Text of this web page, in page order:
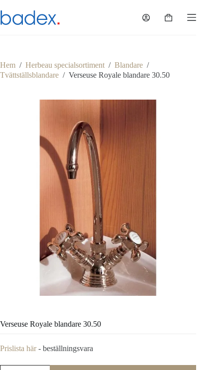
till
innehåll
Varukorg
Hem / Herbeau specialsortiment / Blandare /
Tvättställsblandare / Verseuse Royale blandare 30.50
Verseuse Royale blandare 30.50
Prislista här- beställningsvara